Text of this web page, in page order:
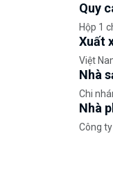
Quy
Hộp 1
Xuất
Việt
Nhà
Chi
Nhà
Công